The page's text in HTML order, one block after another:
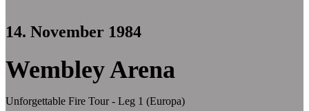
14. November 1984
Wembley Arena
Unforgettable Fire Tour - Leg 1 (Europa)